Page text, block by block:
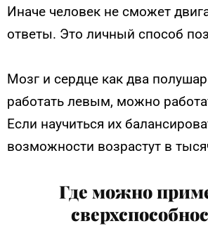
Иначе человек не сможет
ответы. Это личный способ
Мозг и сердце как два
работать левым, можно
Если научиться их
возможности возрастут в
Где можно